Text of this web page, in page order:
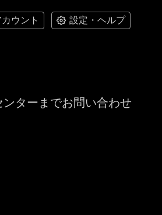
カウント 設定・ヘルプ
ターまでお問い合わせ